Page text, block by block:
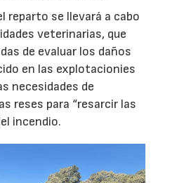
reparto se llevará a cabo
veterinarias, que
de evaluar los daños
en las explotacionies
necesidades de
reses para “resarcir las
incendio.